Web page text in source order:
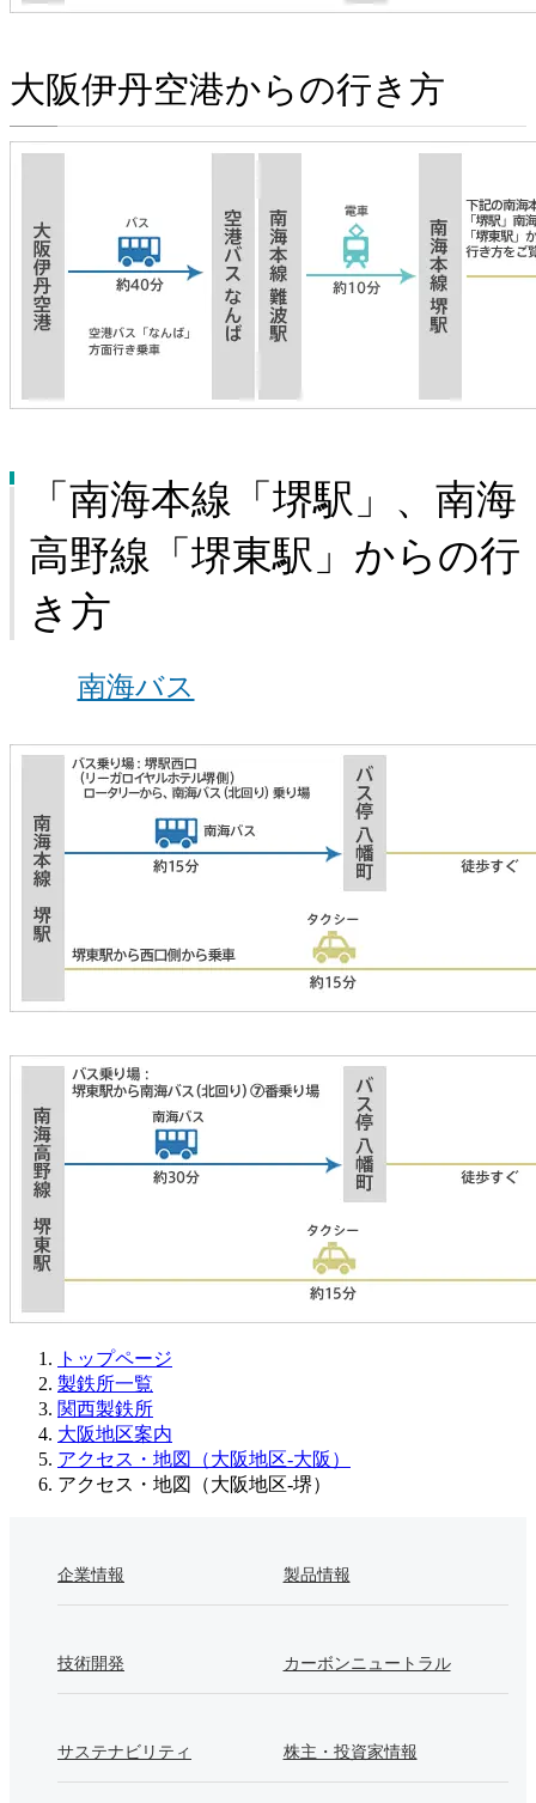
大阪伊丹空港からの行き方
「南海本線「堺駅」、南海
高野線「堺東駅」からの行
き方
南海バス
トップページ
製鉄所一覧
関西製鉄所
大阪地区案内
アクセス・地図（大阪地区-大阪）
アクセス・地図（大阪地区-堺）
企業情報 製品情報
技術開発 カーボンニュートラル
サステナビリティ 株主・投資家情報